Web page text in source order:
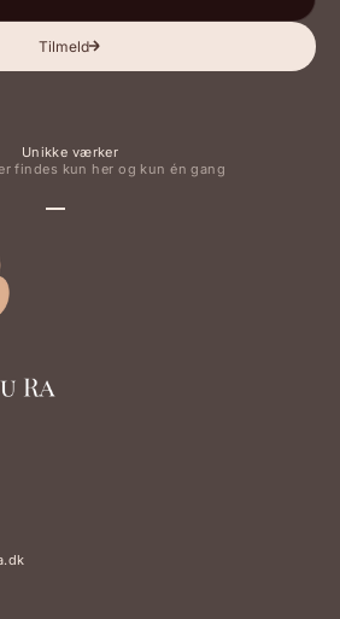
Tilmeld
Unikke værker
findes kun her og kun én gang
Gå til element 1